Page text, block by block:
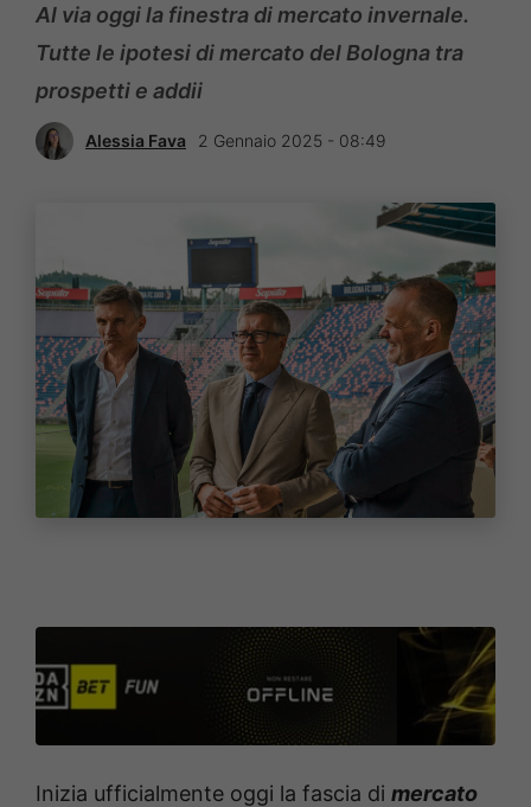
Al via oggi la finestra di mercato invernale.
Tutte le ipotesi di mercato del Bologna tra
prospetti e addii
Alessia Fava 2 Gennaio 2025 - 08:49
Inizia ufficialmente oggi la fascia di mercato